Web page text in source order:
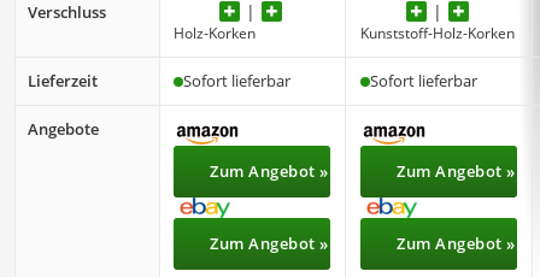
Verschluss
Holz-Korken Kunststoff-Holz-Korken
Lieferzeit Sofort lieferbar Sofort lieferbar
Angebote
Zum Angebot »
Zum Angebot »
Zum Angebot »
Zum Angebot »